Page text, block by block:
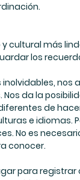
cultural más
los
nos
da la
de
e idiomas.
No es
conocer.
para